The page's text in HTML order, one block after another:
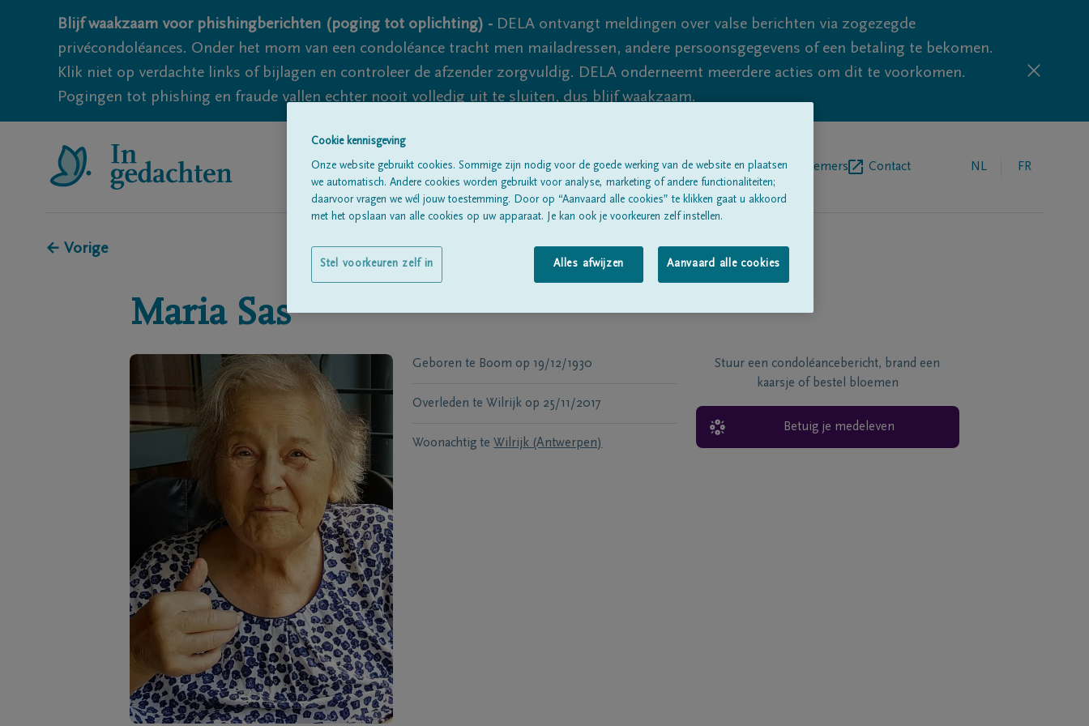
Blijf waakzaam voor phishingberichten (poging tot oplichting) - DELA ontvangt meldingen over valse berichten via zogezegde
privécondoléances. Onder het mom van een condoléance tracht men mailadressen, andere persoonsgegevens of een betaling te bekomen.
Klik niet op verdachte links of bijlagen en controleer de afzender zorgvuldig. DELA onderneemt meerdere acties om dit te voorkomen.
Pogingen tot phishing en fraude vallen echter nooit volledig uit te sluiten, dus blijf waakzaam.
Alle rouwberichtenOver onsBegrafenisondernemers Contact NL FR
← Vorige
Maria Sas
Geboren te Boom op 19/12/1930
Overleden te Wilrijk op 25/11/2017
Woonachtig te Wilrijk (Antwerpen)
Stuur een condoléancebericht, brand een
kaarsje of bestel bloemen
Betuig je medeleven
Cookie kennisgeving
Onze website gebruikt cookies. Sommige zijn nodig voor de goede werking van de website en plaatsen
we automatisch. Andere cookies worden gebruikt voor analyse, marketing of andere functionaliteiten;
daarvoor vragen we wél jouw toestemming. Door op “Aanvaard alle cookies” te klikken gaat u akkoord
met het opslaan van alle cookies op uw apparaat. Je kan ook je voorkeuren zelf instellen.
Alles afwijzen Aanvaard alle cookies
Stel voorkeuren zelf in